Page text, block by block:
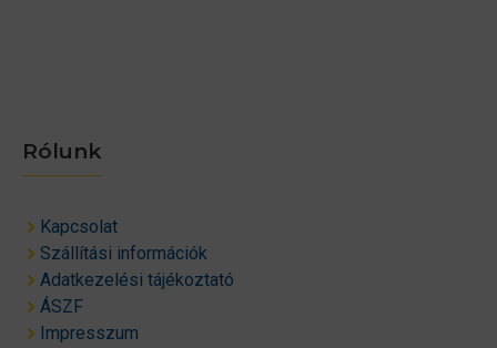
Rólunk
Kapcsolat
Szállítási információk
Adatkezelési tájékoztató
ÁSZF
Impresszum